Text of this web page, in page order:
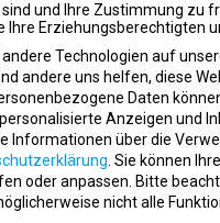
im Norden Deutschlands.
sowohl Mitglieder als auch
Trainingserlebnisse:
ein.
und Ihre Zustimmung zu
Ihre Erziehungsberechtigten
Technologien auf
andere uns helfen, diese
Daten
Anzeigen und
Informationen über die
Sie können
oder anpassen. Bitte
nicht alle